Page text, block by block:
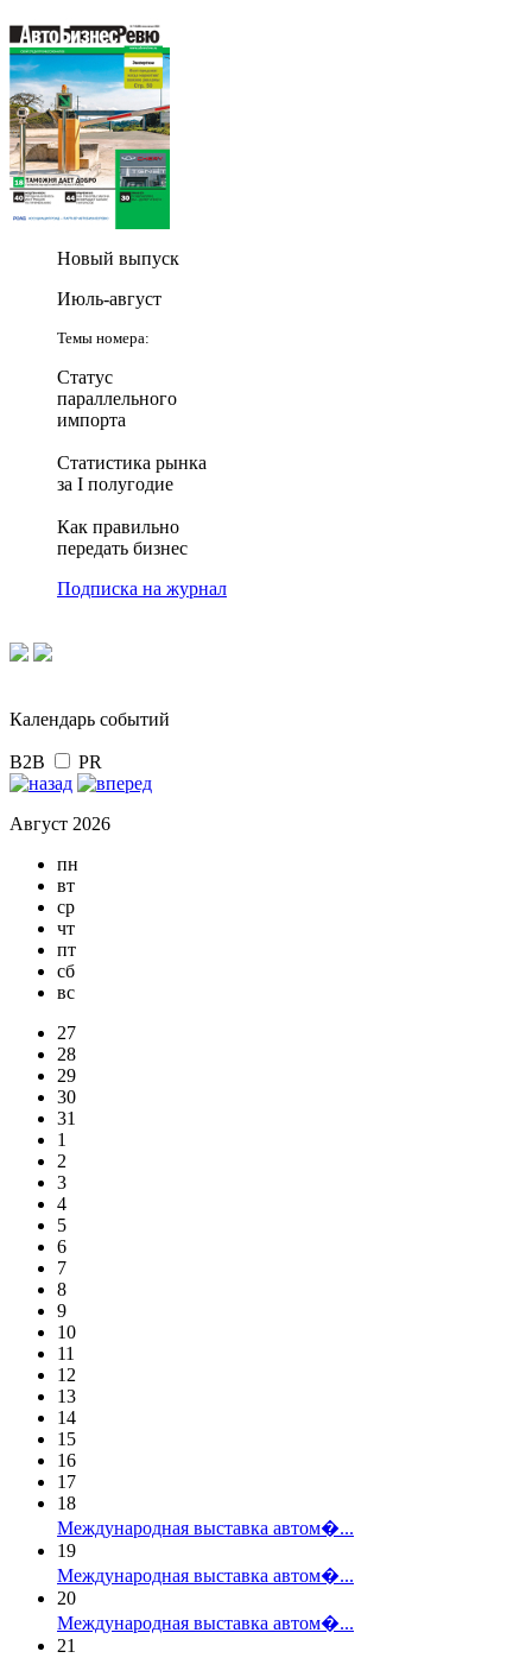
Новый выпуск
Июль-август
Темы номера:
Статус
параллельного
импорта
Статистика рынка
за I полугодие
Как правильно
передать бизнес
Подписка на журнал
Календарь событий
B2B PR
Август 2026
пн
вт
ср
чт
пт
сб
вс
27
28
29
30
31
1
2
3
4
5
6
7
8
9
10
11
12
13
14
15
16
17
18
Международная выставка автом�...
19
Международная выставка автом�...
20
Международная выставка автом�...
21